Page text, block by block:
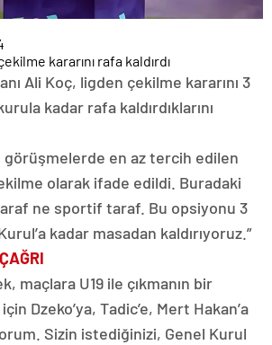
kararını rafa kaldırdı
Ali Koç, ligden çekilme kararını 3
kadar rafa kaldırdıklarını
görüşmelerde en az tercih edilen
olarak ifade edildi. Buradaki
ne sportif taraf. Bu opsiyonu 3
kadar masadan kaldırıyoruz.”
maçlara U19 ile çıkmanın bir
Dzeko’ya, Tadic’e, Mert Hakan’a
Sizin istediğinizi, Genel Kurul